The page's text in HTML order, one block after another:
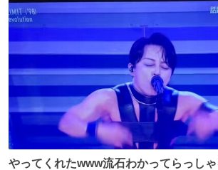
ト
数
やってくれたwww流石わかってらっし